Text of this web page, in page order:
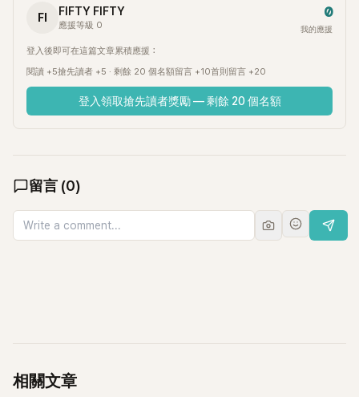
FI FIFTY FIFTY
應援等級 0
0
我的應援
登入後即可在這篇文章累積應援：
閱讀 +5搶先讀者 +5 · 剩餘 20 個名額留言 +10首則留言 +20
登入領取搶先讀者獎勵 — 剩餘 20 個名額
留言 (0)
相關文章